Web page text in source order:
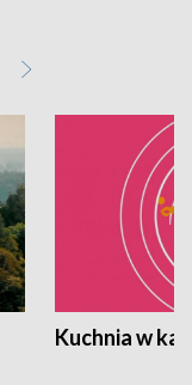
Kuchnia w